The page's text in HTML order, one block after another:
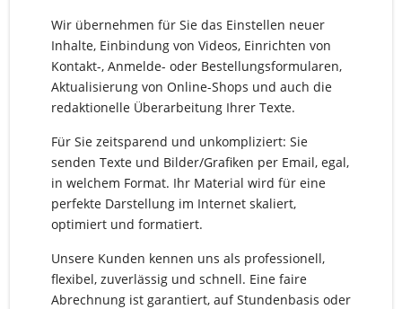
Wir übernehmen für Sie das Einstellen neuer
Inhalte, Einbindung von Videos, Einrichten von
Kontakt-, Anmelde- oder Bestellungsformularen,
Aktualisierung von Online-Shops und auch die
redaktionelle Überarbeitung Ihrer Texte.
Für Sie zeitsparend und unkompliziert: Sie
senden Texte und Bilder/Grafiken per Email, egal,
in welchem Format. Ihr Material wird für eine
perfekte Darstellung im Internet skaliert,
optimiert und formatiert.
Unsere Kunden kennen uns als professionell,
flexibel, zuverlässig und schnell. Eine faire
Abrechnung ist garantiert, auf Stundenbasis oder